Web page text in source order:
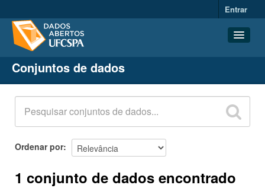
Entrar
Conjuntos de dados
Organizações
Grupos
Sobre
Conjuntos de dados
Ordenar por
1 conjunto de dados encontrado